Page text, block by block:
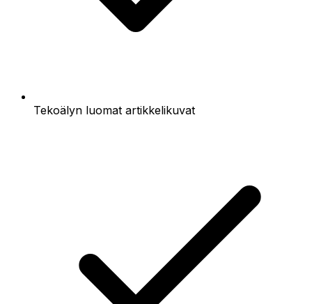
Tekoälyn luomat artikkelikuvat